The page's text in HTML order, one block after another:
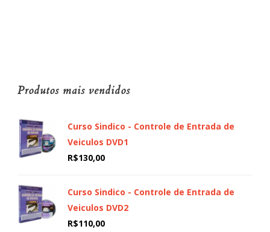
Produtos mais vendidos
Curso Sindico - Controle de Entrada de
Veiculos DVD1
R$130,00
Curso Sindico - Controle de Entrada de
Veiculos DVD2
R$110,00